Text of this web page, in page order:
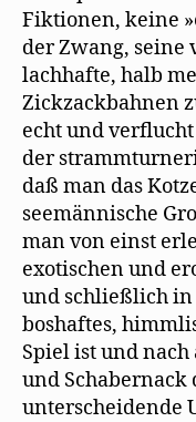
Fiktionen, keine
der Zwang, seine
lachhafte, halb
Zickzackbahnen
echt und
der
daß man das
seemännische
man von einst
exotischen und
und schließlich in
boshaftes,
Spiel ist und
und
unterscheidende